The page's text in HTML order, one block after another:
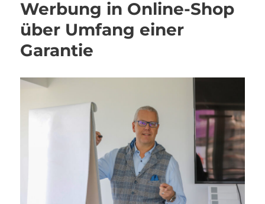
Werbung in Online-Shop
über Umfang einer
Garantie